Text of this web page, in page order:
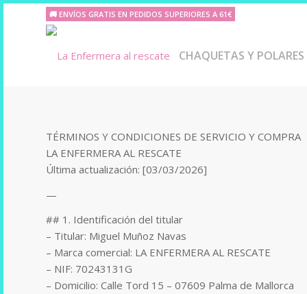
🚚 ENVÍOS GRATIS EN PEDIDOS SUPERIORES A 61€
CHAQUETAS Y POLARES
TÉRMINOS Y CONDICIONES DE SERVICIO Y COMPRA
LA ENFERMERA AL RESCATE
Última actualización: [03/03/2026]
—
## 1. Identificación del titular
– Titular: Miguel Muñoz Navas
– Marca comercial: LA ENFERMERA AL RESCATE
– NIF: 70243131G
– Domicilio: Calle Tord 15 – 07609 Palma de Mallorca